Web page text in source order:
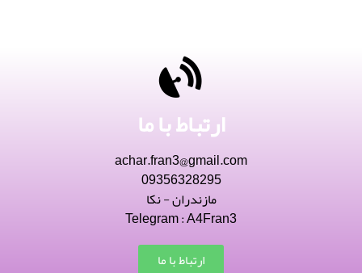
ارتباط با ما
achar.fran3@gmail.com
09356328295
مازندران - نکا
Telegram : A4Fran3
ارتباط با ما